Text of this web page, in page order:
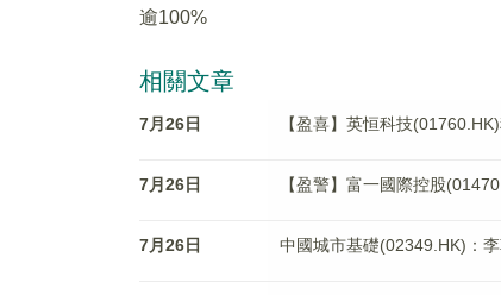
逾100%
相關文章
7月26日 【盈喜】英恒科技
7月26日 【盈警】富一國際控股
7月26日 中國城市基礎(02349.HK)：